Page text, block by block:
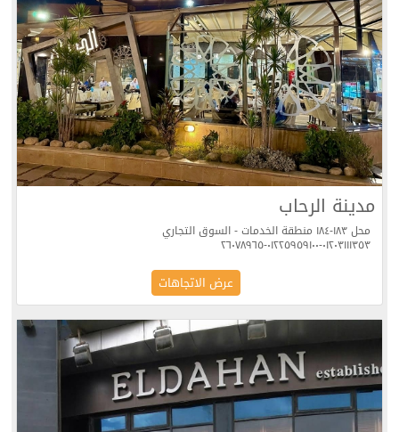
مدينة الرحاب
محل ١٨٣-١٨٤ منطقة الخدمات - السوق التجاري
٠١٢٠٣١١١٣٥٣-٠١٢٢٥٩٥٩١٠٠-٢٦٠٧٨٩٦٥
عرض الاتجاهات